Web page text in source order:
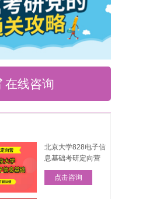
在线咨询
北京大学828电子信
息基础考研定向营
点击咨询